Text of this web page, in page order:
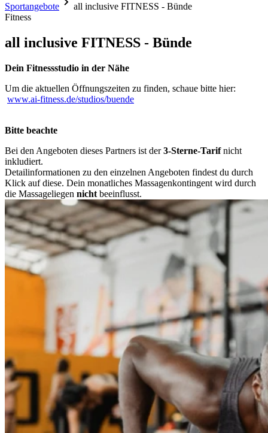
Sportangebote
all inclusive FITNESS - Bünde
Fitness
all inclusive FITNESS - Bünde
Dein Fitnessstudio in der Nähe
Um die aktuellen Öffnungszeiten zu finden, schaue bitte hier:
www.ai-fitness.de/studios/buende
Bitte beachte
Bei den Angeboten dieses Partners ist der3-Sterne-Tarifnicht
inkludiert.
Detailinformationen zu den einzelnen Angeboten findest du durch
Klick auf diese. Dein monatliches Massagenkontingent wird durch
die Massageliegen nicht beeinflusst.